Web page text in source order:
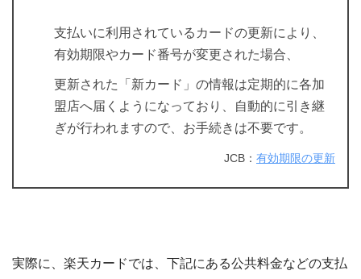
支払いに利用されているカードの更新により、
有効期限やカード番号が変更された場合、
更新された「新カード」の情報は定期的に各加
盟店へ届くようになっており、自動的に引き継
ぎが行われますので、お手続きは不要です。
JCB： 有効期限の更新
実際に、楽天カードでは、下記にある公共料金などの支払